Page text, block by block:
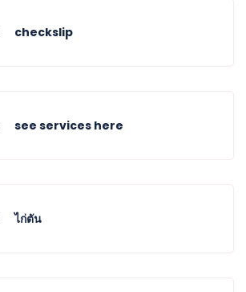
checkslip
see services here
ไก่ตัน